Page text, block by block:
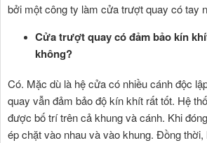
bởi một công ty làm cửa trượt quay có tay
Cửa trượt quay có đảm bảo kín
không?
Có. Mặc dù là hệ cửa có nhiều cánh độc
quay vẫn đảm bảo độ kín khít rất tốt. Hệ
được bố trí trên cả khung và cánh. Khi
ép chặt vào nhau và vào khung. Đồng thời,